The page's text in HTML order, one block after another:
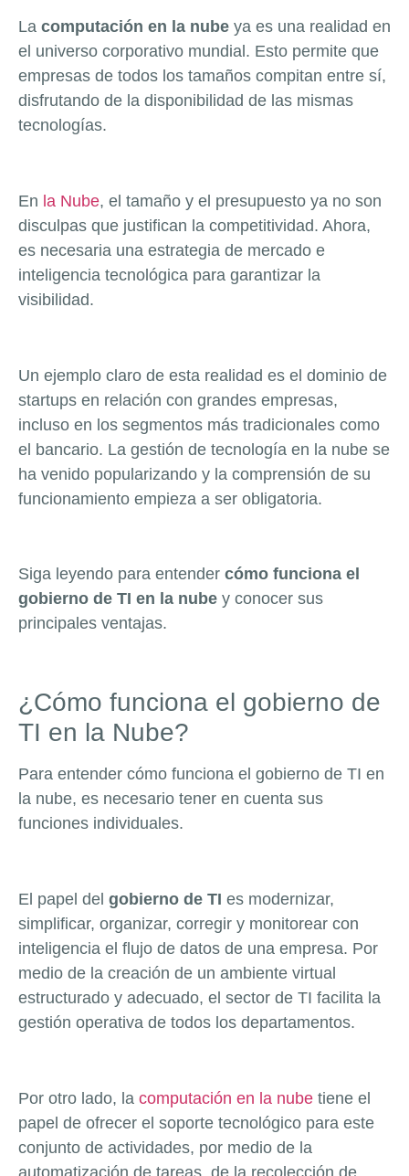
La computación en la nube ya es una realidad en
el universo corporativo mundial. Esto permite que
empresas de todos los tamaños compitan entre sí,
disfrutando de la disponibilidad de las mismas
tecnologías.
En la Nube, el tamaño y el presupuesto ya no son
disculpas que justifican la competitividad. Ahora,
es necesaria una estrategia de mercado e
inteligencia tecnológica para garantizar la
visibilidad.
Un ejemplo claro de esta realidad es el dominio de
startups en relación con grandes empresas,
incluso en los segmentos más tradicionales como
el bancario. La gestión de tecnología en la nube se
ha venido popularizando y la comprensión de su
funcionamiento empieza a ser obligatoria.
Siga leyendo para entender cómo funciona el
gobierno de TI en la nube y conocer sus
principales ventajas.
¿Cómo funciona el gobierno de
TI en la Nube?
Para entender cómo funciona el gobierno de TI en
la nube, es necesario tener en cuenta sus
funciones individuales.
El papel del gobierno de TI es modernizar,
simplificar, organizar, corregir y monitorear con
inteligencia el flujo de datos de una empresa. Por
medio de la creación de un ambiente virtual
estructurado y adecuado, el sector de TI facilita la
gestión operativa de todos los departamentos.
Por otro lado, la computación en la nube tiene el
papel de ofrecer el soporte tecnológico para este
conjunto de actividades, por medio de la
automatización de tareas, de la recolección de